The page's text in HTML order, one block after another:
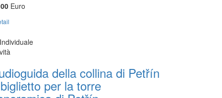
Euro
della collina di Petřín
per la torre